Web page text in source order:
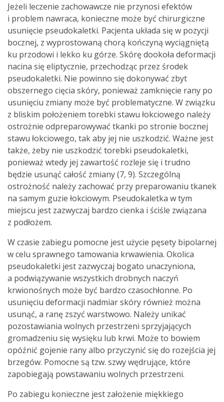
Jeżeli leczenie zachowawcze nie przynosi efektów
i problem nawraca, konieczne może być chirurgiczne
usunięcie pseudokaletki. Pacjenta układa się w pozycji
bocznej, z wyprostowaną chorą kończyną wyciągniętą
ku przodowi i lekko ku górze. Skórę dookoła deformacji
nacina się eliptycznie, przechodząc przez środek
pseudokaletki. Nie powinno się dokonywać zbyt
obszernego cięcia skóry, ponieważ zamknięcie rany po
usunięciu zmiany może być problematyczne. W związku
z bliskim położeniem torebki stawu łokciowego należy
ostrożnie odpreparowywać tkanki po stronie bocznej
stawu łokciowego, tak aby jej nie uszkodzić. Ważne jest
także, żeby nie uszkodzić torebki pseudokaletki,
ponieważ wtedy jej zawartość rozleje się i trudno
będzie usunąć całość zmiany (7, 9). Szczególną
ostrożność należy zachować przy preparowaniu tkanek
na samym guzie łokciowym. Pseudokaletka w tym
miejscu jest zazwyczaj bardzo cienka i ściśle związana
z podłożem.
W czasie zabiegu pomocne jest użycie pęsety bipolarnej
w celu sprawnego tamowania krwawienia. Okolica
pseudokaletki jest zazwyczaj bogato unaczyniona,
a podwiązywanie wszystkich drobnych naczyń
krwionośnych może być bardzo czasochłonne. Po
usunięciu deformacji nadmiar skóry również można
usunąć, a ranę zszyć warstwowo. Należy unikać
pozostawiania wolnych przestrzeni sprzyjających
gromadzeniu się wysięku lub krwi. Może to bowiem
opóźnić gojenie rany albo przyczynić się do rozejścia jej
brzegów. Pomocne są tzw. szwy wędrujące, które
zapobiegają powstawaniu wolnych przestrzeni.
Po zabiegu konieczne jest założenie miękkiego